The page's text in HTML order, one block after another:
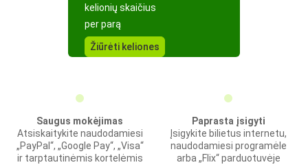
kelionių skaičius
per parą
Žiūrėti keliones
Saugus mokėjimas
Atsiskaitykite naudodamiesi
„PayPal“, „Google Pay“, „Visa“
ir tarptautinėmis kortelėmis
Paprasta įsigyti
Įsigykite bilietus internetu,
naudodamiesi programėle
arba „Flix“ parduotuvėje